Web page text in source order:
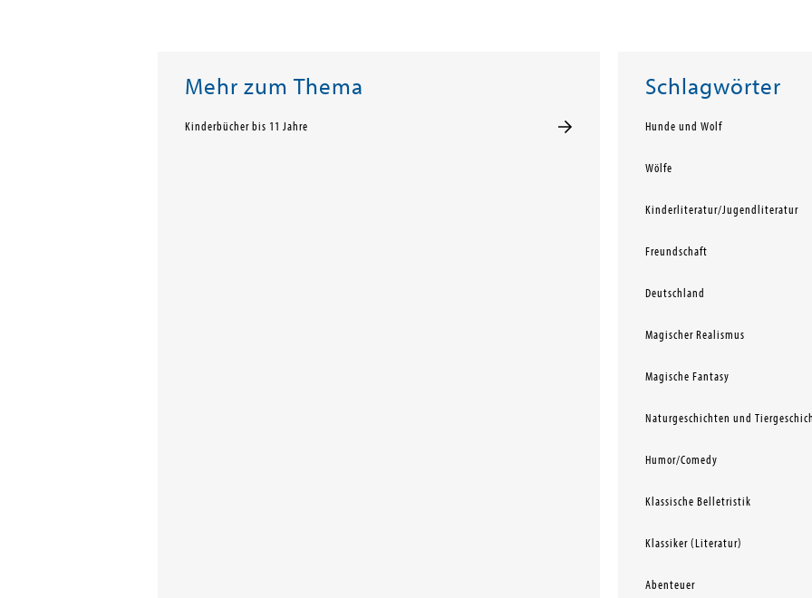
Mehr zum Thema
Kinderbücher bis 11 Jahre
Schlagwörter
Hunde und Wolf
Wölfe
Kinderliteratur/Jugendliteratur
Freundschaft
Deutschland
Magischer Realismus
Magische Fantasy
Naturgeschichten und
Humor/Comedy
Klassische Belletristik
Klassiker (Literatur)
Abenteuer